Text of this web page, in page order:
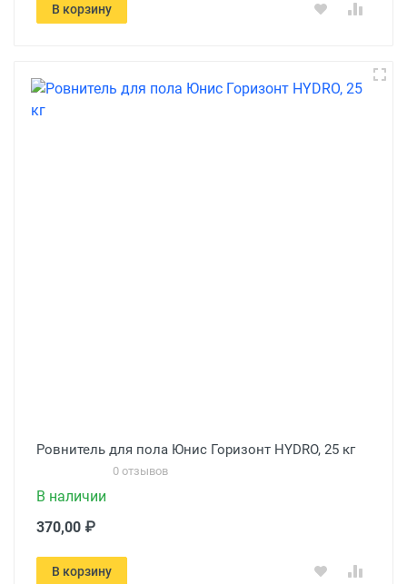
В корзину
Ровнитель для пола Юнис Горизонт HYDRO, 25 кг
0 отзывов
В наличии
370,00 ₽
В корзину